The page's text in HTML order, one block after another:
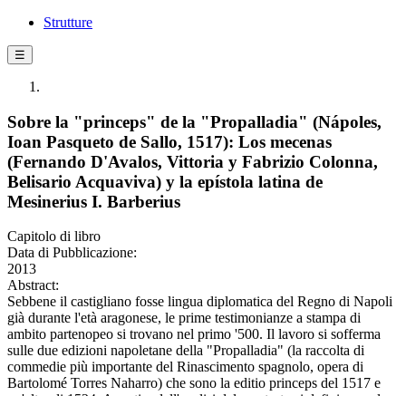
Strutture
☰
Sobre la "princeps" de la "Propalladia" (Nápoles,
Ioan Pasqueto de Sallo, 1517): Los mecenas
(Fernando D'Avalos, Vittoria y Fabrizio Colonna,
Belisario Acquaviva) y la epístola latina de
Mesinerius I. Barberius
Capitolo di libro
Data di Pubblicazione:
2013
Abstract:
Sebbene il castigliano fosse lingua diplomatica del Regno di Napoli
già durante l'età aragonese, le prime testimonianze a stampa di
ambito partenopeo si trovano nel primo '500. Il lavoro si sofferma
sulle due edizioni napoletane della "Propalladia" (la raccolta di
commedie più importante del Rinascimento spagnolo, opera di
Bartolomé Torres Naharro) che sono la editio princeps del 1517 e